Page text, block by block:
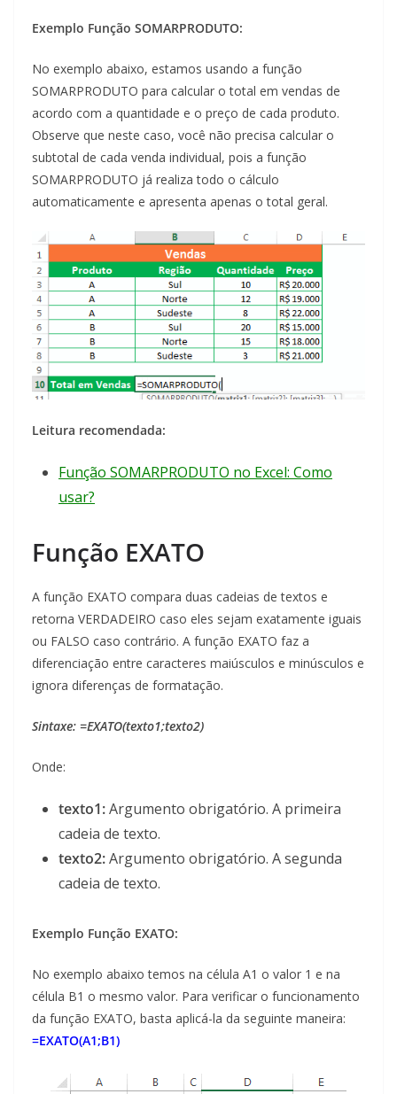
Exemplo Função SOMARPRODUTO:
No exemplo abaixo, estamos usando a função
SOMARPRODUTO para calcular o total em vendas de
acordo com a quantidade e o preço de cada produto.
Observe que neste caso, você não precisa calcular o
subtotal de cada venda individual, pois a função
SOMARPRODUTO já realiza todo o cálculo
automaticamente e apresenta apenas o total geral.
Leitura recomendada:
Função SOMARPRODUTO no Excel: Como
usar?
Função EXATO
A função EXATO compara duas cadeias de textos e
retorna VERDADEIRO caso eles sejam exatamente iguais
ou FALSO caso contrário. A função EXATO faz a
diferenciação entre caracteres maiúsculos e minúsculos e
ignora diferenças de formatação.
Sintaxe: =EXATO(texto1;texto2)
Onde:
texto1:Argumento obrigatório. A primeira
cadeia de texto.
texto2:Argumento obrigatório. A segunda
cadeia de texto.
Exemplo Função EXATO:
No exemplo abaixo temos na célula A1 o valor 1 e na
célula B1 o mesmo valor. Para verificar o funcionamento
da função EXATO, basta aplicá-la da seguinte maneira:
=EXATO(A1;B1)